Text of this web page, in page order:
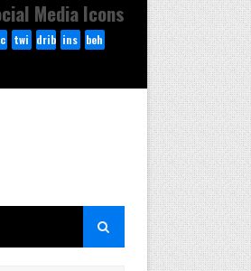
Media Icons
twi drib ins beh